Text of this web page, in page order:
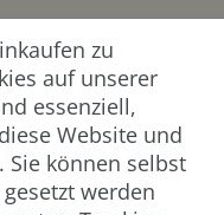
sich um ein Pflichtfeld.
zu
auf unserer
essenziell,
Website und
Sie können selbst
werden